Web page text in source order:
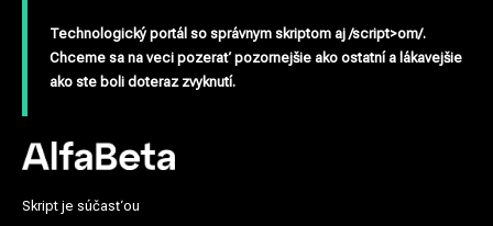
Technologický portál so správnym skriptom aj /script>om/.
Chceme sa na veci pozerať pozornejšie ako ostatní a lákavejšie
ako ste boli doteraz zvyknutí.
Skript je súčasťou